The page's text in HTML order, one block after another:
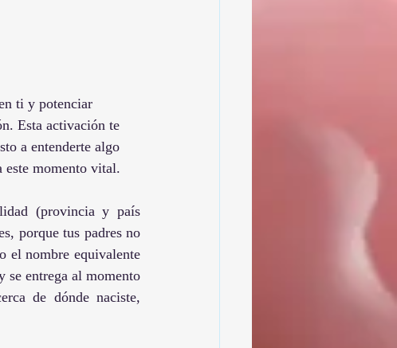
ti y potenciar
Esta activación te
a entenderte algo
este momento vital.
(provincia y país
porque tus padres no
el nombre equivalente
se entrega al momento
de dónde naciste,